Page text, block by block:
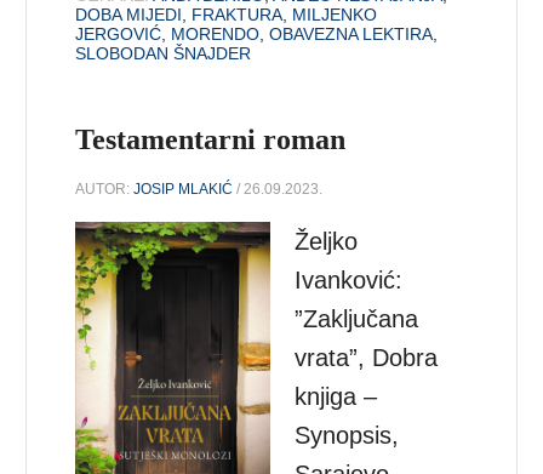
DOBA MIJEDI, FRAKTURA, MILJENKO
JERGOVIĆ, MORENDO,OBAVEZNA LEKTIRA,
SLOBODAN ŠNAJDER
Testamentarni roman
AUTOR:JOSIP MLAKIĆ / 26.09.2023.
Željko
Ivanković:
”Zaključana
vrata”, Dobra
knjiga –
Synopsis,